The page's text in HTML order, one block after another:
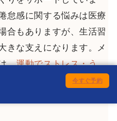
怠感に関する悩みは医療
合もありますが、生活習
きな支えになります。メ
、運動でストレス・う
的な理由
もあわせてご覧
今すぐ予約